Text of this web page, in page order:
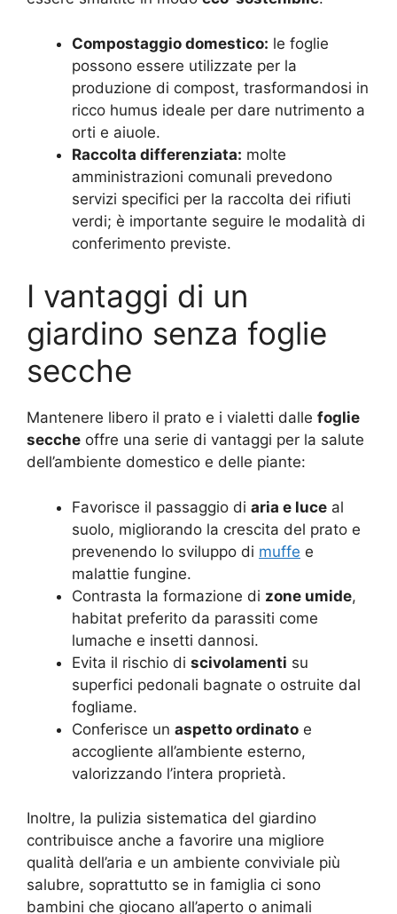
Compostaggio domestico: le foglie
possono essere utilizzate per la
produzione di compost, trasformandosi in
ricco humus ideale per dare nutrimento a
orti e aiuole.
Raccolta differenziata: molte
amministrazioni comunali prevedono
servizi specifici per la raccolta dei rifiuti
verdi; è importante seguire le modalità di
conferimento previste.
I vantaggi di un
giardino senza foglie
secche
Mantenere libero il prato e i vialetti dalle foglie
secche offre una serie di vantaggi per la salute
dell’ambiente domestico e delle piante:
Favorisce il passaggio di aria e luce al
suolo, migliorando la crescita del prato e
prevenendo lo sviluppo di muffe e
malattie fungine.
Contrasta la formazione di zone umide,
habitat preferito da parassiti come
lumache e insetti dannosi.
Evita il rischio di scivolamenti su
superfici pedonali bagnate o ostruite dal
fogliame.
Conferisce un aspetto ordinato e
accogliente all’ambiente esterno,
valorizzando l’intera proprietà.
Inoltre, la pulizia sistematica del giardino
contribuisce anche a favorire una migliore
qualità dell’aria e un ambiente conviviale più
salubre, soprattutto se in famiglia ci sono
bambini che giocano all’aperto o animali